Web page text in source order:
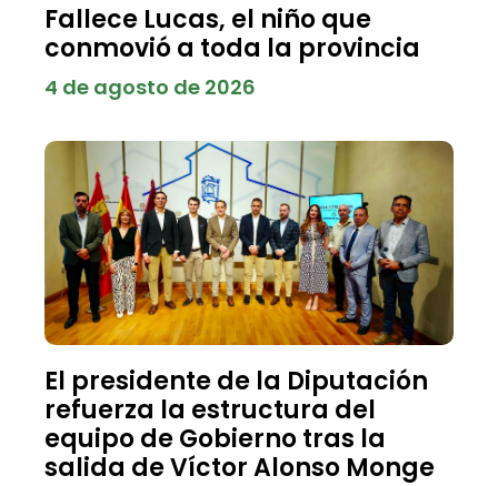
Fallece Lucas, el niño que
conmovió a toda la provincia
4 de agosto de 2026
El presidente de la Diputación
refuerza la estructura del
equipo de Gobierno tras la
salida de Víctor Alonso Monge